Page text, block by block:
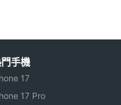
卡雙待超長待機
大，內外觸控（未掀
手機
17
17 Pro